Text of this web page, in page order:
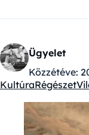
Ügyelet
Közzétéve:
Kategóriák:
KultúraRégészet